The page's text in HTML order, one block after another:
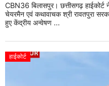
CBN36 बिलासपुर। छत्तीसगढ़ हाईकोर्ट
चेयरमैन एवं कथावाचक श्री रावतपुरा
हुए केंद्रीय अन्वेषण ...
हाईकोर्ट